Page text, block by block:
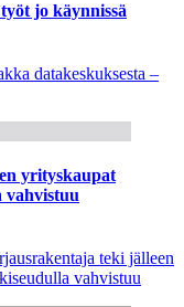
jo käynnissä
datakeskuksesta –
yrityskaupat
vahvistuu
teki jälleen
vahvistuu